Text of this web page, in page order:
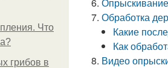
Что
грибов в
Обработка
Какие
Как
Видео